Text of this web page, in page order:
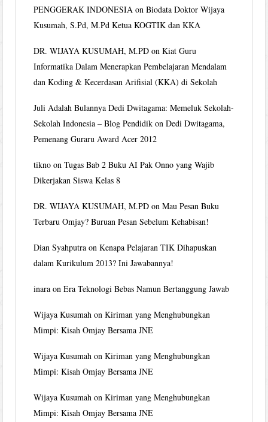
PENGGERAK INDONESIA onBiodata Doktor Wijaya
Kusumah, S.Pd, M.Pd Ketua KOGTIK dan KKA
DR. WIJAYA KUSUMAH, M.PD onKiat Guru
Informatika Dalam Menerapkan Pembelajaran Mendalam
dan Koding & Kecerdasan Arifisial (KKA) di Sekolah
Juli Adalah Bulannya Dedi Dwitagama: Memeluk Sekolah-
Sekolah Indonesia – Blog Pendidik onDedi Dwitagama,
Pemenang Guraru Award Acer 2012
tikno onTugas Bab 2 Buku AI Pak Onno yang Wajib
Dikerjakan Siswa Kelas 8
DR. WIJAYA KUSUMAH, M.PD onMau Pesan Buku
Terbaru Omjay? Buruan Pesan Sebelum Kehabisan!
Dian Syahputra onKenapa Pelajaran TIK Dihapuskan
dalam Kurikulum 2013? Ini Jawabannya!
inara onEra Teknologi Bebas Namun Bertanggung Jawab
Wijaya Kusumah onKiriman yang Menghubungkan
Mimpi: Kisah Omjay Bersama JNE
Wijaya Kusumah onKiriman yang Menghubungkan
Mimpi: Kisah Omjay Bersama JNE
Wijaya Kusumah onKiriman yang Menghubungkan
Mimpi: Kisah Omjay Bersama JNE